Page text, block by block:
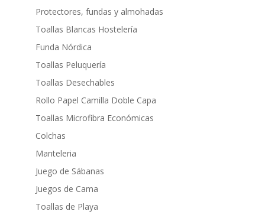
Protectores, fundas y almohadas
Toallas Blancas Hostelería
Funda Nórdica
Toallas Peluquería
Toallas Desechables
Rollo Papel Camilla Doble Capa
Toallas Microfibra Económicas
Colchas
Manteleria
Juego de Sábanas
Juegos de Cama
Toallas de Playa